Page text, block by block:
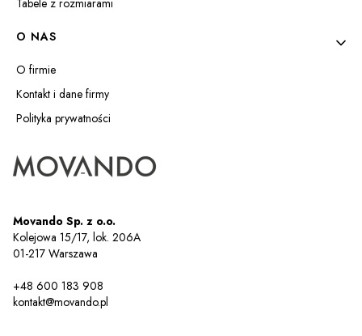
Tabele z rozmiarami
O NAS
O firmie
Kontakt i dane firmy
Polityka prywatności
Movando Sp. z o.o.
Kolejowa 15/17, lok. 206A
01-217 Warszawa
+48 600 183 908
kontakt@movando.pl